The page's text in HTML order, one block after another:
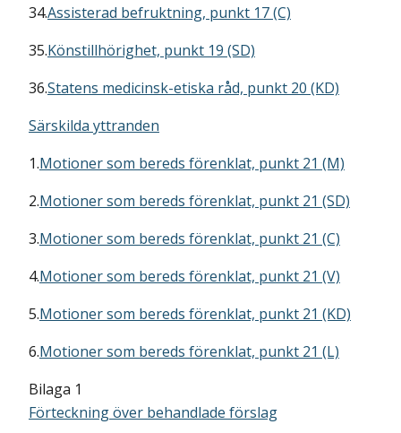
34.Assisterad befruktning, punkt 17 (C)
35.Könstillhörighet, punkt 19 (SD)
36.Statens medicinsk-etiska råd, punkt 20 (KD)
Särskilda yttranden
1.Motioner som bereds förenklat, punkt 21 (M)
2.Motioner som bereds förenklat, punkt 21 (SD)
3.Motioner som bereds förenklat, punkt 21 (C)
4.Motioner som bereds förenklat, punkt 21 (V)
5.Motioner som bereds förenklat, punkt 21 (KD)
6.Motioner som bereds förenklat, punkt 21 (L)
Bilaga 1
Förteckning över behandlade förslag